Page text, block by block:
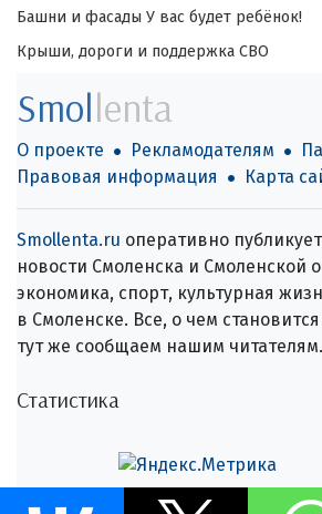
Башни и фасады У вас будет ребёнок!
Крыши, дороги и поддержка СВО
Smollenta
О проекте Рекламодателям
Правовая информация
Карта
Smollenta.ru оперативно
новости Смоленска и Смоленской
экономика, спорт, культурная
в Смоленске. Все, о чем
тут же сообщаем нашим
Статистика